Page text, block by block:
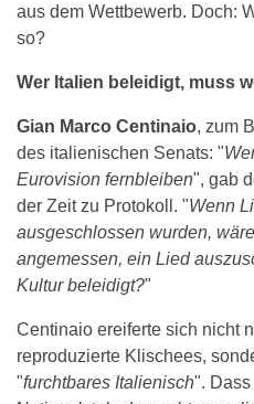
aus dem Wettbewerb. Doch:
so?
Wer Italien beleidigt, muss
Gian Marco Centinaio, zum
des italienischen Senats: "
Eurovision fernbleiben", gab
der Zeit zu Protokoll. "Wenn
ausgeschlossen wurden,
angemessen, ein Lied
Kultur beleidigt?"
Centinaio ereiferte sich nicht
reproduzierte Klischees,
"furchtbares Italienisch".